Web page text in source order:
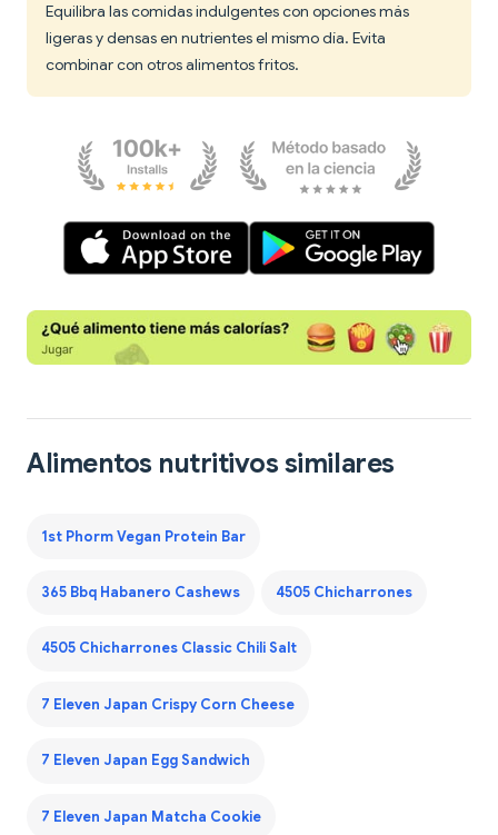
Equilibra las comidas indulgentes con opciones más
ligeras y densas en nutrientes el mismo día. Evita
combinar con otros alimentos fritos.
Alimentos nutritivos similares
1st Phorm Vegan Protein Bar
365 Bbq Habanero Cashews 4505 Chicharrones
4505 Chicharrones Classic Chili Salt
7 Eleven Japan Crispy Corn Cheese
7 Eleven Japan Egg Sandwich
7 Eleven Japan Matcha Cookie